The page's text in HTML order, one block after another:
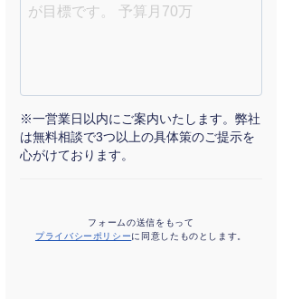
※一営業日以内にご案内いたします。弊社
は無料相談で3つ以上の具体策のご提示を
心がけております。
フォームの送信をもって
プライバシーポリシーに同意したものとします。